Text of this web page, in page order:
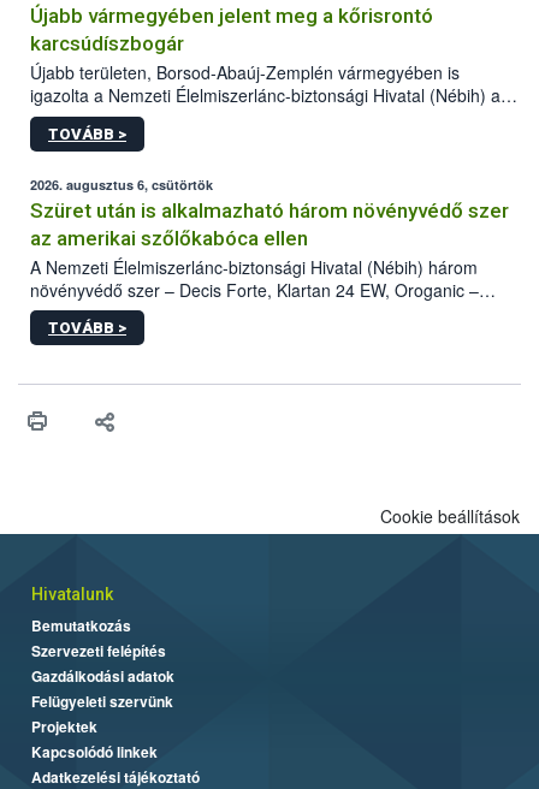
Újabb vármegyében jelent meg a kőrisrontó
karcsúdíszbogár
Újabb területen, Borsod-Abaúj-Zemplén vármegyében is
igazolta a Nemzeti Élelmiszerlánc-biztonsági Hivatal (Nébih) a
kőrisrontó karcsúdíszbogár (Agrilus planipennis) jelenlétét. A
kártevőt nem csak színcsapdában találták meg, de már fertőzött
az intenzív felderítést, emellett az intézkedéseket a szlovák
hatósággal is összehangolják a terjedés megállítása érdekében.
TOVÁBB >
2026. augusztus 6, csütörtök
Szüret után is alkalmazható három növényvédő szer
az amerikai szőlőkabóca ellen
A Nemzeti Élelmiszerlánc-biztonsági Hivatal (Nébih) három
növényvédő szer – Decis Forte, Klartan 24 EW, Oroganic –
engedélyokiratát módosította, így azok a szüretet követően,
egészen a vesszőérettség (BBCH 91) stádiumáig
érésű szőlőkben is legyen lehetőség a károsító elleni további
felhasználók számára is elérhető és ökológiai termesztésben is
TOVÁBB >
Cookie beállítások
Hivatalunk
Bemutatkozás
Szervezeti felépítés
Gazdálkodási adatok
Felügyeleti szervünk
Projektek
Kapcsolódó linkek
Adatkezelési tájékoztató